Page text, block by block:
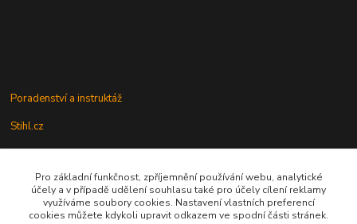
Poradenství a instruktáž
Stihl.cz
Údržba a servis
Rady a praktické informace
Pro základní funkčnost, zpříjemnění používání webu, analytické
účely a v případě udělení souhlasu také pro účely cílení reklamy
využíváme soubory cookies. Nastavení vlastních preferencí
cookies můžete kdykoli upravit odkazem ve spodní části stránek.